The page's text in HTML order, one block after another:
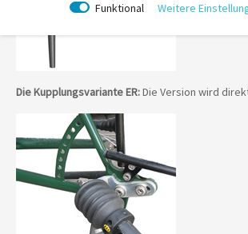
Die Kupplungsvariante ER:Die Version wird
Funktional
Weitere